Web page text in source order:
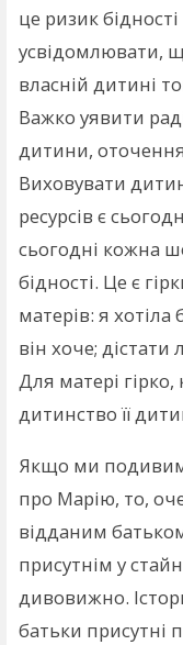
це ризик
усвідомлювати,
власній дитині
Важко уявити
дитини,
Виховувати
ресурсів є
сьогодні кожна
бідності. Це є
матерів: я
він хоче;
Для матері
дитинство її
Якщо ми
про Марію, то,
відданим
присутнім у
дивовижно.
батьки присутні